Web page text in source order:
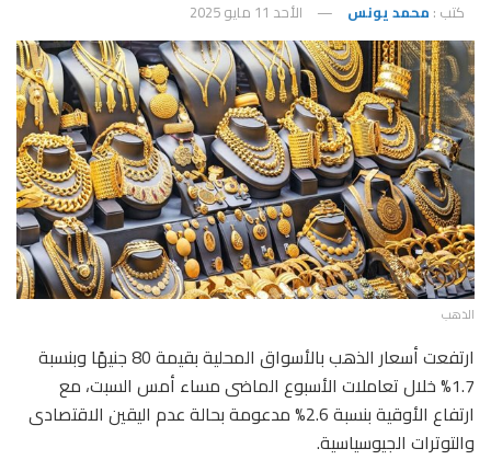
كتب : محمد يونس الأحد 11 مايو 2025
الذهب
ارتفعت أسعار الذهب بالأسواق المحلية بقيمة 80 جنيهًا وبنسبة
1.7% خلال تعاملات الأسبوع الماضى مساء أمس السبت، مع
ارتفاع الأوقية بنسبة 2.6% مدعومة بحالة عدم اليقين الاقتصادى
والتوترات الجيوسياسية.